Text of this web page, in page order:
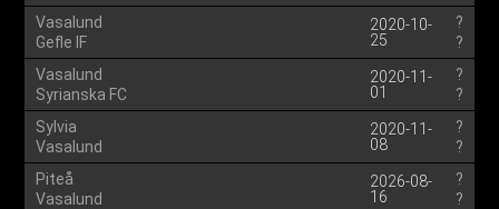
Vasalund
Gefle IF
2020-10-
25
?
?
Vasalund
Syrianska FC
2020-11-
01
?
?
Sylvia
Vasalund
2020-11-
08
?
?
Piteå
Vasalund
2026-08-
16
?
?